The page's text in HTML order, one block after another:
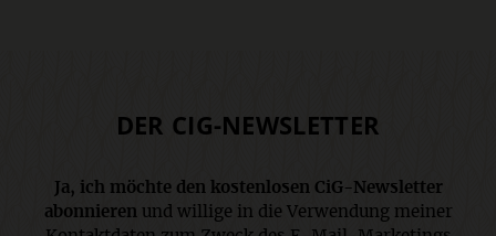
DER CIG-NEWSLETTER
Ja, ich möchte den kostenlosen CiG-Newsletter
abonnierenund willige in die Verwendung meiner